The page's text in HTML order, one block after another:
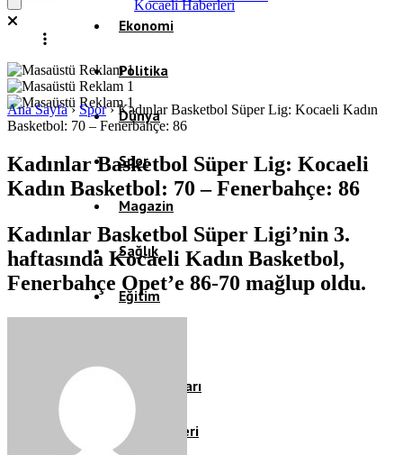
Ekonomi
Politika
Dünya
Spor
Magazin
Sağlık
Eğitim
Köşe Yazıları
Video Galeri
Ana Sayfa› Spor›Kadınlar Basketbol Süper Lig: Kocaeli Kadın
Basketbol: 70 – Fenerbahçe: 86
Kadınlar Basketbol Süper Lig: Kocaeli
Kadın Basketbol: 70 – Fenerbahçe: 86
Kadınlar Basketbol Süper Ligi’nin 3.
haftasında Kocaeli Kadın Basketbol,
Fenerbahçe Opet’e 86-70 mağlup oldu.